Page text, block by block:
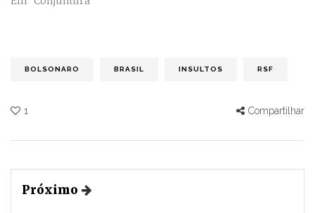
BOLSONARO BRASIL INSULTOS RSF
1 Compartilhar
Próximo